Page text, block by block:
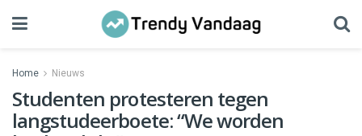
Home Nieuws
Studenten protesteren tegen
langstudeerboete: “We worden